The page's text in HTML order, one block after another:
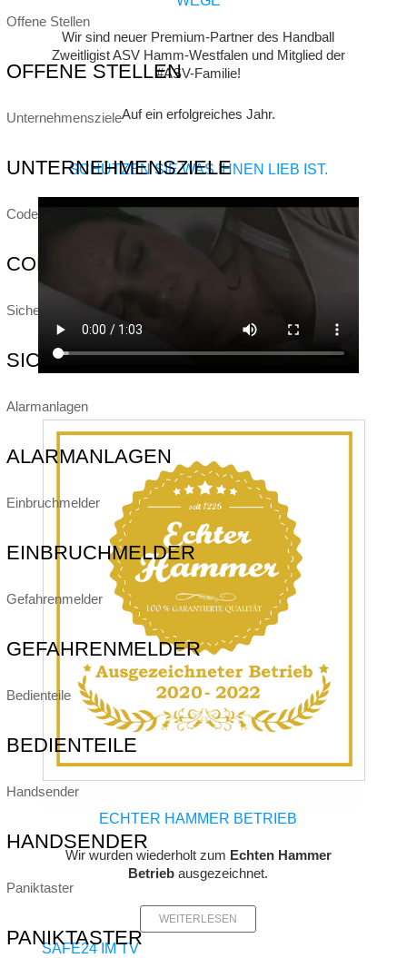
Offene Stellen
OFFENE STELLEN
Unternehmensziele
UNTERNEHMENSZIELE
Code of Business
CODE OF BUSINESS
Sicherheits-Systeme
SICHERHEITS-SYSTEME
Alarmanlagen
ALARMANLAGEN
Einbruchmelder
EINBRUCHMELDER
Gefahrenmelder
GEFAHRENMELDER
Bedienteile
BEDIENTEILE
Handsender
HANDSENDER
Paniktaster
PANIKTASTER
Wir sind neuer Premium-Partner des Handball
Zweitligist ASV Hamm-Westfalen und Mitglied der
#ASV-Familie!
Auf ein erfolgreiches Jahr.
SCHÜTZEN SIE WAS IHNEN LIEB IST.
ECHTER HAMMER BETRIEB
Wir wurden wiederholt zum Echten Hammer
Betrieb ausgezeichnet.
WEITERLESEN
SAFE24 IM TV